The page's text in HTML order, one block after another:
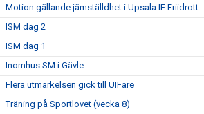
Motion gällande jämställdhet i Upsala IF Friidrott
ISM dag 2
ISM dag 1
Inomhus SM i Gävle
Flera utmärkelsen gick till UIFare
Träning på Sportlovet (vecka 8)